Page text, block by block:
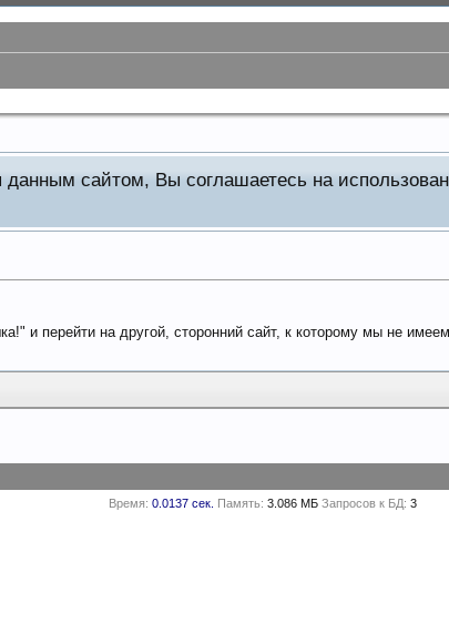
данным сайтом, Вы соглашаетесь на
и перейти на другой, сторонний сайт, к которому мы не
Время: 0.0137 сек. Память: 3.086 МБ Запросов к БД: 3